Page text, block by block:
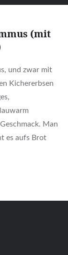
(mit
und zwar mit
Kichererbsen
Man
es aufs Brot